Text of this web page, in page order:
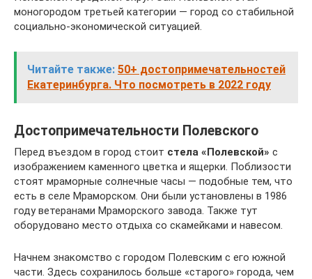
моногородом третьей категории — город со стабильной
социально-экономической ситуацией.
Читайте также: 50+ достопримечательностей
Екатеринбурга. Что посмотреть в 2022 году
Достопримечательности Полевского
Перед въездом в город стоит стела «Полевской» с
изображением каменного цветка и ящерки. Поблизости
стоят мраморные солнечные часы — подобные тем, что
есть в селе Мраморском. Они были установлены в 1986
году ветеранами Мраморского завода. Также тут
оборудовано место отдыха со скамейками и навесом.
Начнем знакомство с городом Полевским с его южной
части. Здесь сохранилось больше «старого» города, чем